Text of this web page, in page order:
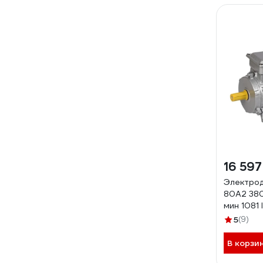
16
80A2
мин 1081
5(9)
В